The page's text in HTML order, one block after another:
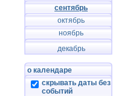
сентябрь
октябрь
ноябрь
декабрь
о календаре
скрывать даты без
событий